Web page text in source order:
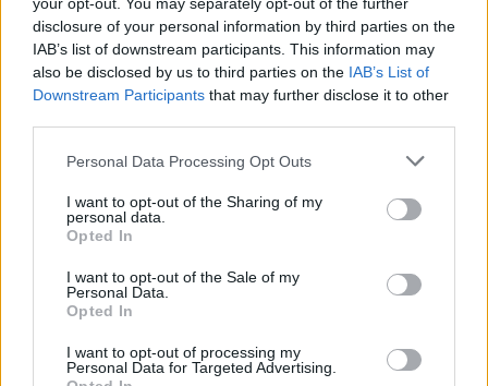
disclosure of your personal information by third parties on the
IAB’s list of downstream participants. This information may
also be disclosed by us to third parties on the IAB’s List of
Downstream Participants that may further disclose it to other
Personal Data Processing Opt Outs
I want to opt-out of the Sharing of my
personal data.
Opted In
I want to opt-out of the Sale of my
Personal Data.
Opted In
I want to opt-out of processing my
Personal Data for Targeted Advertising.